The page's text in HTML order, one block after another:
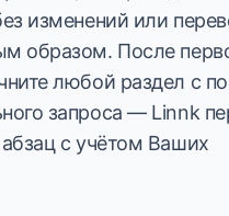
изменений или
образом. После
любой раздел с
запроса — Linnk
с учётом Ваших